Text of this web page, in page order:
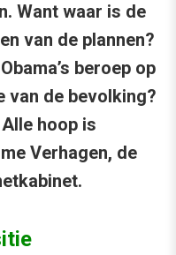
Want waar is de
van de plannen?
beroep op
van de bevolking?
hoop is
Verhagen, de